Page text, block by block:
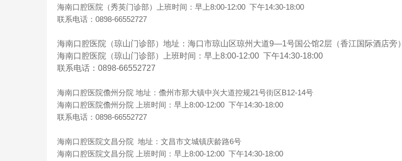
海南口腔医院（秀英门诊部）上班时间：早上8:00-12:00 下午14:30-18:00
联系电话：0898-66552727
海南口腔医院（琼山门诊部）地址：海口市琼山区琼州大道9—1号国公馆2层（香江国际酒店旁）
海南口腔医院（琼山门诊部）上班时间：早上8:00-12:00 下午14:30-18:00
联系电话：0898-66552727
海南口腔医院儋州分院 地址：儋州市那大镇中兴大道控规21号街区B12-14号
海南口腔医院儋州分院 上班时间：早上8:00-12:00 下午14:30-18:00
联系电话：0898-66552727
海南口腔医院文昌分院 地址：文昌市文城镇庆龄路6号
海南口腔医院文昌分院 上班时间：早上8:00-12:00 下午14:30-18:00